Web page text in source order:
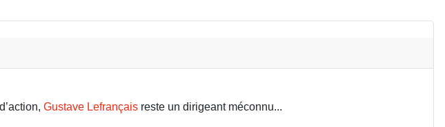
Gustave Lefrançais reste un dirigeant méconnu...